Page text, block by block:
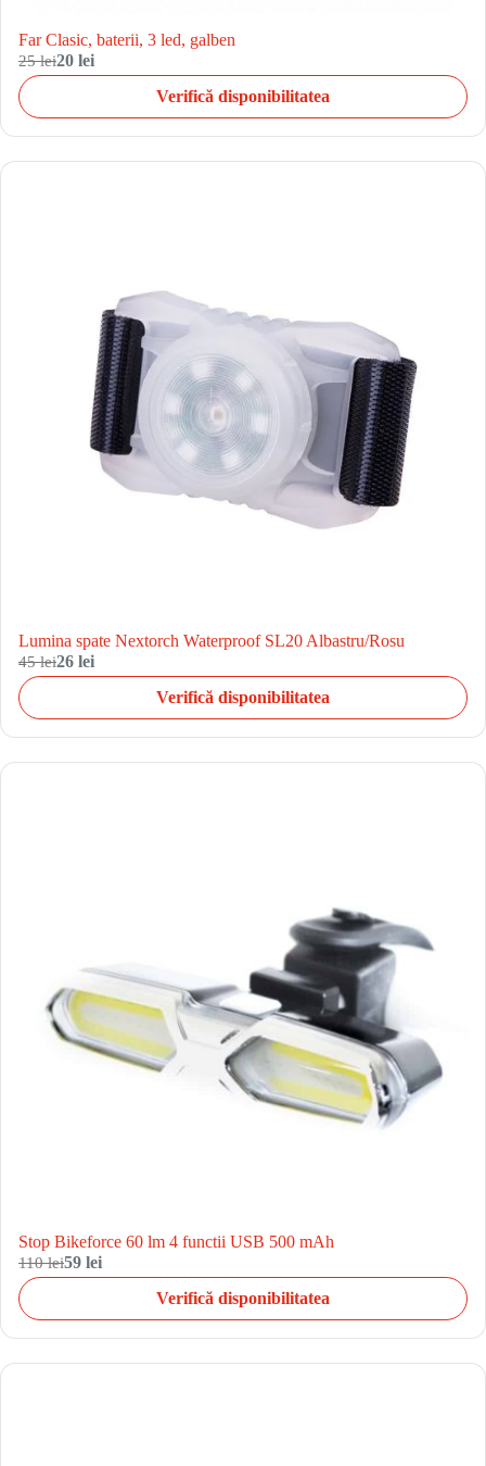
Far Clasic, baterii, 3 led, galben
25 lei20 lei
Verifică disponibilitatea
Lumina spate Nextorch Waterproof SL20 Albastru/Rosu
45 lei26 lei
Verifică disponibilitatea
Stop Bikeforce 60 lm 4 functii USB 500 mAh
110 lei59 lei
Verifică disponibilitatea